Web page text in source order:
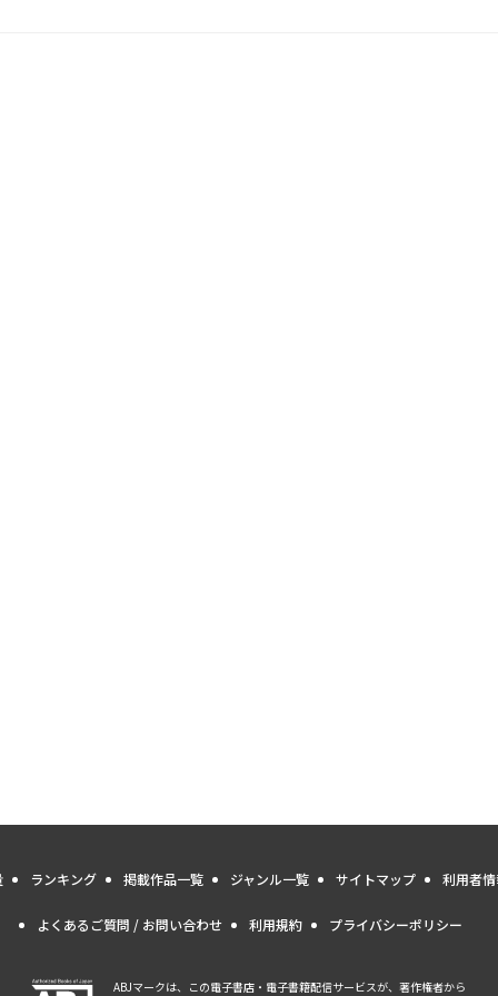
ランキング 掲載作品一覧 ジャンル一覧 サイトマップ 利用者
よくあるご質問 / お問い合わせ 利用規約 プライバシーポリシー
ABJマークは、この電子書店・電子書籍配信サービスが、著作権者から